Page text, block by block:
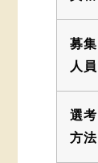
募集
人員
選考
方法